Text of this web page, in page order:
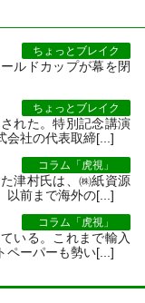
ちょっとブレイク
ルドカップが幕を閉
ちょっとブレイク
れた。特別記念講演
会社の代表取締[...]
コラム「虎視」
津村氏は、㈱紙資源
以前まで海外の[...]
コラム「虎視」
いる。これまで輸入
ペーパーも勢い[...]